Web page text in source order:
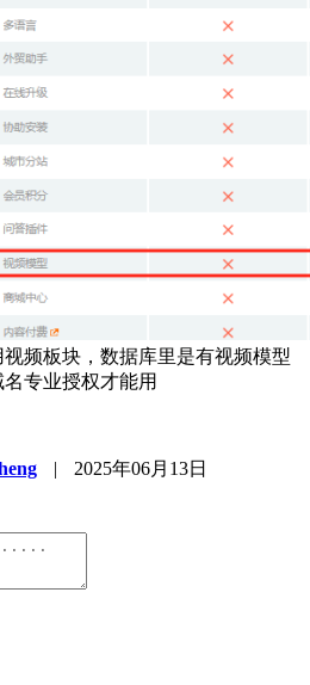
频板块，数据库里是有视频模型
专业授权才能用
|
2025年06月13日